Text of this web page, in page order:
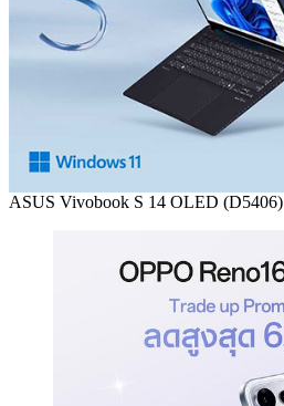
ASUS Vivobook S 14 OLED (D5406)